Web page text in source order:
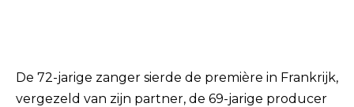
De 72-jarige zanger sierde de première in Frankrijk,
vergezeld van zijn partner, de 69-jarige producer